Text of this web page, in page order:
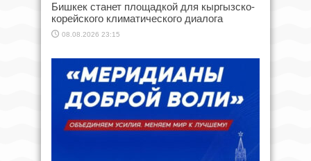
Бишкек станет площадкой для кыргызско-
корейского климатического диалога
08.08.2026 23:15